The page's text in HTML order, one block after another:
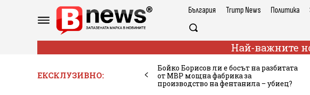
България Trump News Политика
Най-важните
ЕКСКЛУЗИВНО:
Бойко Борисов ли е босът на разбитата
от МВР мощна фабрика за
производство на фентанила – убиец?